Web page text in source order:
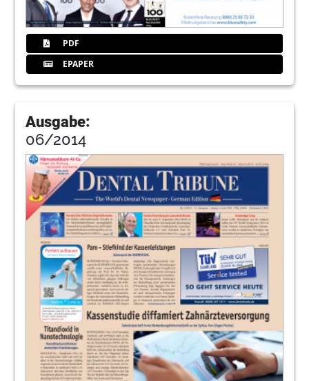
PDF
EPAPER
Ausgabe:
06/2014